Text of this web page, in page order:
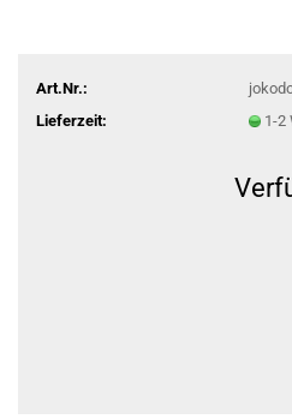
Art.Nr.:
Lieferzeit:
1-2